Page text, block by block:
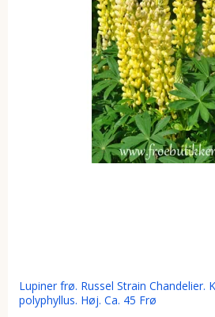
Lupiner frø. Russel Strain Chandelier.
polyphyllus. Høj. Ca. 45 Frø